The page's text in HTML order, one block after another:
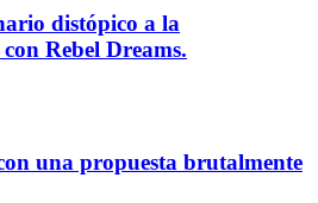
distópico a la
Rebel Dreams.
una propuesta brutalmente